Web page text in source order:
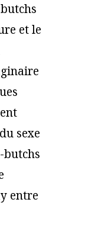
et le
sexe
butchs
entre